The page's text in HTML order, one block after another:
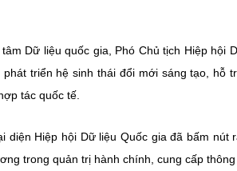
Dữ liệu quốc gia, Phó Chủ tịch Hiệp hội
triển hệ sinh thái đổi mới sáng tạo, hỗ
tác quốc tế.
diện Hiệp hội Dữ liệu Quốc gia đã bấm nút
trong quản trị hành chính, cung cấp thông